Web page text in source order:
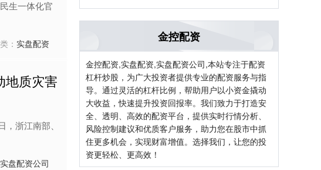
生一体化官
： 实盘配资
地质灾害
浙江南部、
实盘配资公司
金控配资
金控配资,实盘配资,实盘配资公司,本站专注于配资
杠杆炒股，为广大投资者提供专业的配资服务与指
导。通过灵活的杠杆比例，帮助用户以小资金撬动
大收益，快速提升投资回报率。我们致力于打造安
全、透明、高效的配资平台，提供实时行情分析、
风险控制建议和优质客户服务，助力您在股市中抓
住更多机会，实现财富增值。选择我们，让您的投
资更轻松、更高效！